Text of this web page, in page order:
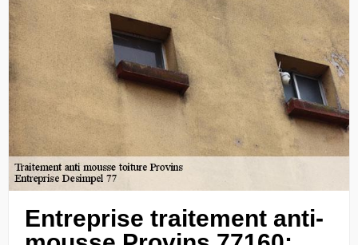
Entreprise traitement anti-